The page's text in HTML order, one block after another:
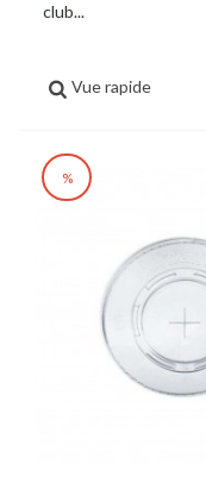
club...
Vue rapide
%